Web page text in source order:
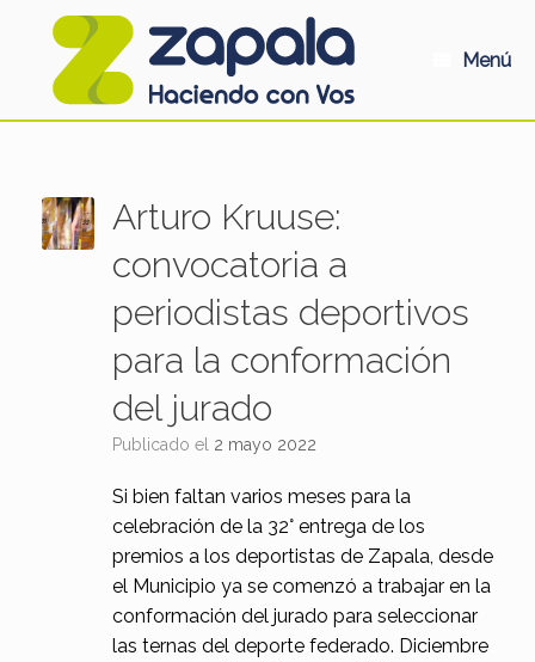
Menú
Arturo Kruuse:
convocatoria a
periodistas deportivos
para la conformación
del jurado
Publicado el 2 mayo 2022
Si bien faltan varios meses para la
celebración de la 32° entrega de los
premios a los deportistas de Zapala, desde
el Municipio ya se comenzó a trabajar en la
conformación del jurado para seleccionar
las ternas del deporte federado. Diciembre